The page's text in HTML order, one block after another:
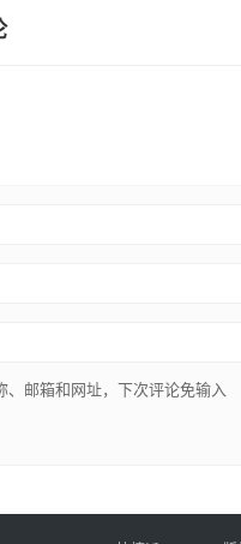
、邮箱和网址，下次评论免输入